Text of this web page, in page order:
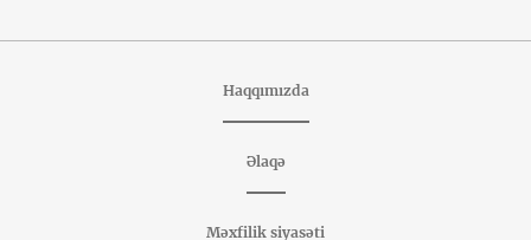
Haqqımızda
Əlaqə
Məxfilik siyasəti